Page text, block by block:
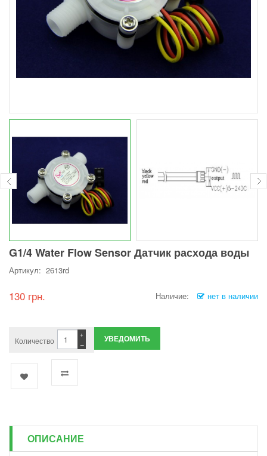
G1/4 Water Flow Sensor Датчик расхода воды
Артикул: 2613rd
130 грн. Наличие: нет в наличии
Количество −
+ УВЕДОМИТЬ
ОПИСАНИЕ